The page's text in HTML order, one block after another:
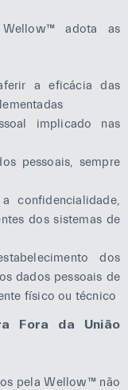
adota as
a eficácia das
implicado nas
pessoais, sempre
confidencialidade,
dos sistemas de
dos
dados pessoais de
físico ou técnico
Fora da União
pela Wellow™ não